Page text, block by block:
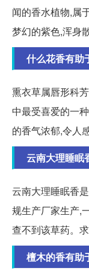
闻的香水植物,属
梦幻的紫色,浑身
什么花香有助
熏衣草属唇形科
中最受喜爱的一
的香气浓郁,令人
云南大理睡眠
云南大理睡眠香
规生产厂家生产,
查不到该草药。
檀木的香有助